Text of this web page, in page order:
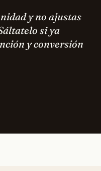
y no ajustas
si ya
y conversión